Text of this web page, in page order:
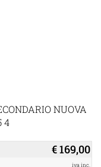
NUOVA
4
€ 169,00
iva inc.